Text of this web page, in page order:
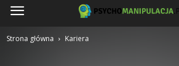
Psychomanipulacja.pl
Strona główna Kariera